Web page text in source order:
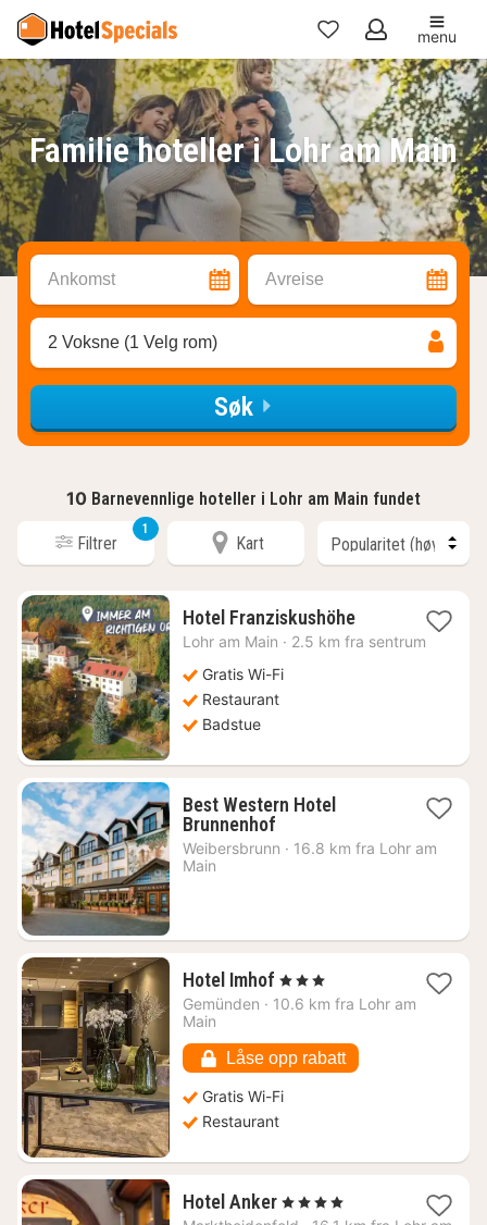
Mine
favoritter
menu
Familie hoteller i Lohr am Main
Ankomst Avreise
2 Voksne (1 Velg rom)
Søk
10 Barnevennlige hoteller i Lohr am Main fundet
Filtrer
1
Kart
Hotel Franziskushöhe1
natt
Lohr am Main · 2.5 km fra sentrum
Gratis Wi-Fi
Restaurant
Badstue
Best Western Hotel
Brunnenhof1
natt
Weibersbrunn · 16.8 km fra Lohr am
Main
Hotel Imhof 1
natt
kr.
, 3 Stjerner
Gemünden · 10.6 km fra Lohr am
Main
Låse opp rabatt
Gratis Wi-Fi
Restaurant
Hotel Anker1
natt
, 4 Stjerner